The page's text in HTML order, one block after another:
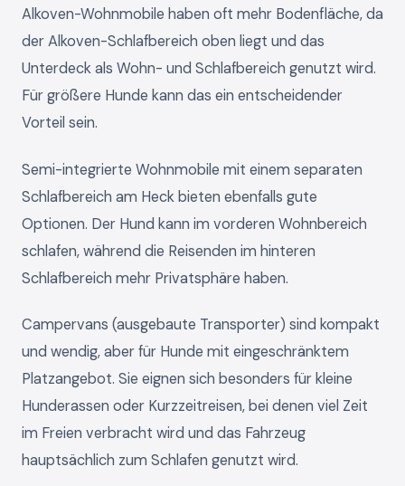
Alkoven-Wohnmobile haben oft mehr Bodenfläche, da
der Alkoven-Schlafbereich oben liegt und das
Unterdeck als Wohn- und Schlafbereich genutzt wird.
Für größere Hunde kann das ein entscheidender
Vorteil sein.
Semi-integrierte Wohnmobile mit einem separaten
Schlafbereich am Heck bieten ebenfalls gute
Optionen. Der Hund kann im vorderen Wohnbereich
schlafen, während die Reisenden im hinteren
Schlafbereich mehr Privatsphäre haben.
Campervans (ausgebaute Transporter) sind kompakt
und wendig, aber für Hunde mit eingeschränktem
Platzangebot. Sie eignen sich besonders für kleine
Hunderassen oder Kurzzeitreisen, bei denen viel Zeit
im Freien verbracht wird und das Fahrzeug
hauptsächlich zum Schlafen genutzt wird.